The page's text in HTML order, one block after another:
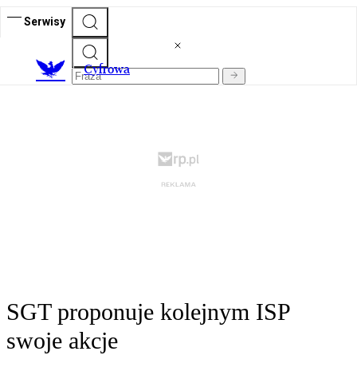
Serwisy
Cyfrowa
SGT proponuje kolejnym ISP
swoje akcje